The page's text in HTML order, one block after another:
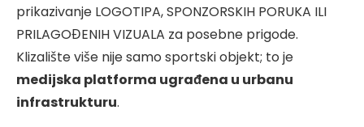
prikazivanje LOGOTIPA, SPONZORSKIH PORUKA ILI
PRILAGOĐENIH VIZUALA za posebne prigode.
Klizalište više nije samo sportski objekt; to je
medijska platforma ugrađena u urbanu
infrastrukturu.